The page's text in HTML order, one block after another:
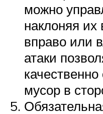
можно
наклоняя их
вправо или
атаки
качественно
мусор в